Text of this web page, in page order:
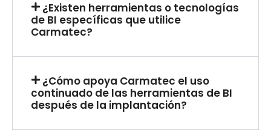
¿Existen herramientas o tecnologías
de BI específicas que utilice
Carmatec?
¿Cómo apoya Carmatec el uso
continuado de las herramientas de BI
después de la implantación?